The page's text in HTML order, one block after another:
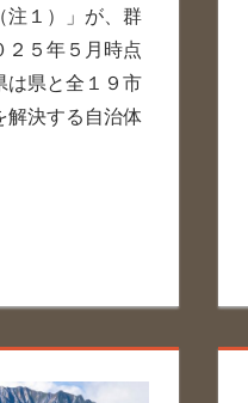
注１）」が、群
２５年５月時点
は県と全１９市
解決する自治体